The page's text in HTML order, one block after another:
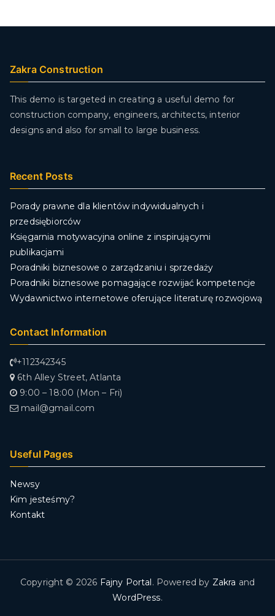
Zakra Construction
This demo is targeted in creating a useful demo for
construction company, engineers, architects, interior
designs and also for small to large business.
Recent Posts
Porady prawne dla klientów indywidualnych i
przedsiębiorców
Księgarnia motywacyjna online z inspirującymi
publikacjami
Poradniki biznesowe o zarządzaniu i sprzedaży
Poradniki biznesowe pomagające rozwijać kompetencje
Wydawnictwo internetowe oferujące literaturę rozwojową
Contact Information
+112342345
6th Alley Street, Atlanta
9:00 – 18:00 (Mon – Fri)
mail@gmail.com
Useful Pages
Newsy
Kim jesteśmy?
Kontakt
Copyright © 2026 Fajny Portal. Powered by Zakra and
WordPress.